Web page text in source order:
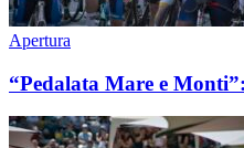
Apertura
“Pedalata Mare e